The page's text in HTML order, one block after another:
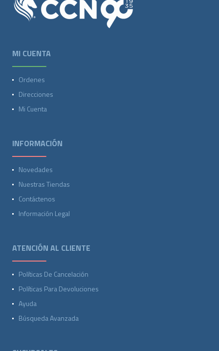
MI CUENTA
Ordenes
Direcciones
Mi Cuenta
INFORMACIÓN
Novedades
Nuestras Tiendas
Contáctenos
Información Legal
ATENCIÓN AL CLIENTE
Políticas De Cancelación
Políticas Para Devoluciones
Ayuda
Búsqueda Avanzada